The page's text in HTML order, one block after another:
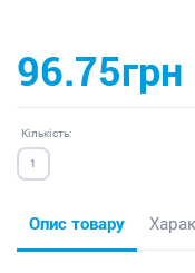
96.75грн
Кількість:
Опис товару